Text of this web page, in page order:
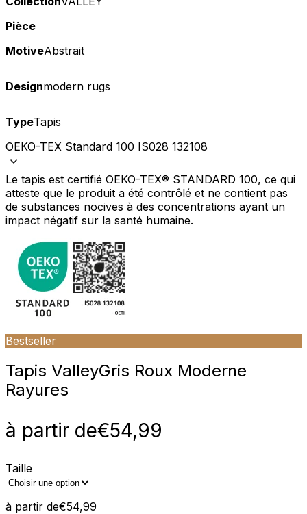
Pièce
MotiveAbstrait
Designmodern rugs
TypeTapis
OEKO-TEX Standard 100 IS028 132108
Le tapis est certifié OEKO-TEX® STANDARD 100, ce qui
atteste que le produit a été contrôlé et ne contient pas
de substances nocives à des concentrations ayant un
impact négatif sur la santé humaine.
Bestseller
Tapis ValleyGris Roux Moderne
Rayures
à partir de€54,99
Taille
à partir de€54,99